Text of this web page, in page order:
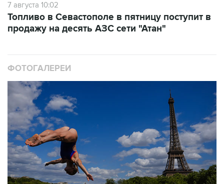
7 августа 10:02
Топливо в Севастополе в пятницу поступит в
продажу на десять АЗС сети "Атан"
ФОТОГАЛЕРЕИ